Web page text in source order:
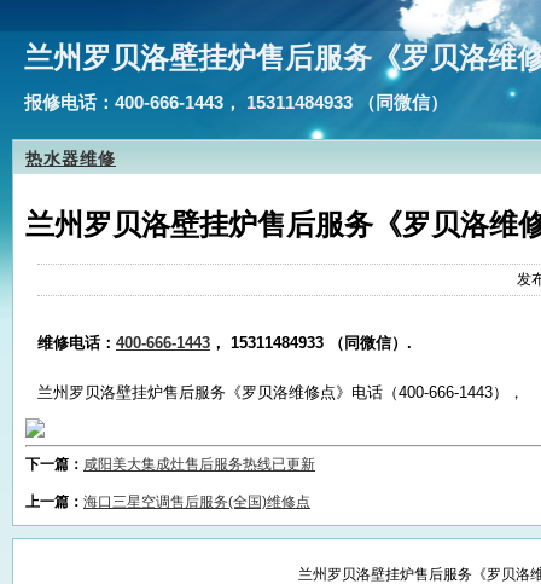
兰州罗贝洛壁挂炉售后服务《罗贝洛维
报修电话：400-666-1443， 15311484933 （同微信）
热水器维修
兰州罗贝洛壁挂炉售后服务《罗贝洛维
发
维修电话： 400-666-1443 ， 15311484933 （同微信）.
兰州罗贝洛壁挂炉售后服务《罗贝洛维修点》电话（400-666-1443），
下一篇： 咸阳美大集成灶售后服务热线已更新
上一篇： 海口三星空调售后服务(全国)维修点
兰州罗贝洛壁挂炉售后服务《罗贝洛